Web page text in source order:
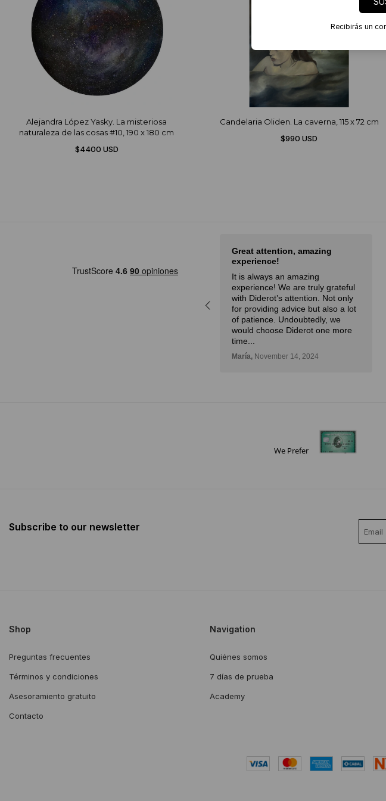
Alejandra López Yasky. La misteriosa
naturaleza de las cosas #10, 190 x 180 cm
$4400 USD
Candelaria Oliden. La caverna, 115 x 72 cm
$990 USD
Eduardo,28 de febrero, 2024
Great attention, amazing
experience!
It is always an amazing
experience! We are truly grateful
with Diderot’s attention. Not only
for providing advice but also a lot
of patience. Undoubtedly, we
would choose Diderot one more
time...
María, November 14, 2024
We Prefer
Subscribe to our newsletter
Shop
Preguntas frecuentes
Términos y condiciones
Asesoramiento gratuito
Contacto
Navigation
Quiénes somos
7 días de prueba
Academy
Recibirás un